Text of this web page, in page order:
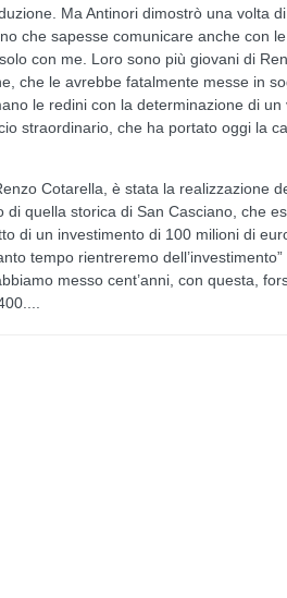
Ma Antinori dimostrò una volta
che sapesse comunicare anche con
con me. Loro sono più giovani di
che le avrebbe fatalmente messe in
le redini con la determinazione di un
straordinario, che ha portato oggi la
Cotarella, è stata la realizzazione
quella storica di San Casciano, che
di un investimento di 100 milioni di
tempo rientreremo
messo cent’anni, con questa,